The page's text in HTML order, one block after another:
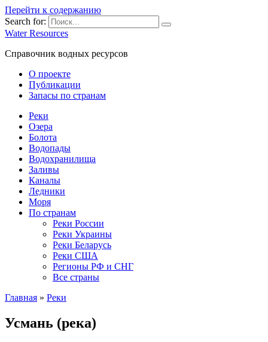
Перейти к содержанию
Search for:
Water Resources
Справочник водных ресурсов
О проекте
Публикации
Запасы по странам
Реки
Озера
Болота
Водопады
Водохранилища
Заливы
Каналы
Ледники
Моря
По странам
Реки России
Реки Украины
Реки Беларусь
Реки США
Регионы РФ и СНГ
Все страны
Главная » Реки
Усмань (река)